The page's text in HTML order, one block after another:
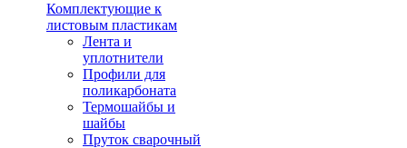
Комплектующие к
листовым пластикам
Лента и
уплотнители
Профили для
поликарбоната
Термошайбы и
шайбы
Пруток сварочный